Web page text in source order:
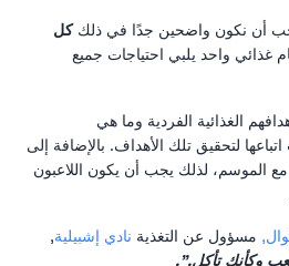
أن نكون واضحين جدًا في ذلككل
غذائي واحد يلبي احتياجات جميع
الغذائية الفردية وما هي
اتباعها لتحقيق تلك الأهداف. بالإضافة إلى
الموسم، لذلك يجب أن يكون اللاعبون
مسؤول عن التغذية نادي إشبيلية,
وكأنك تأكل.".